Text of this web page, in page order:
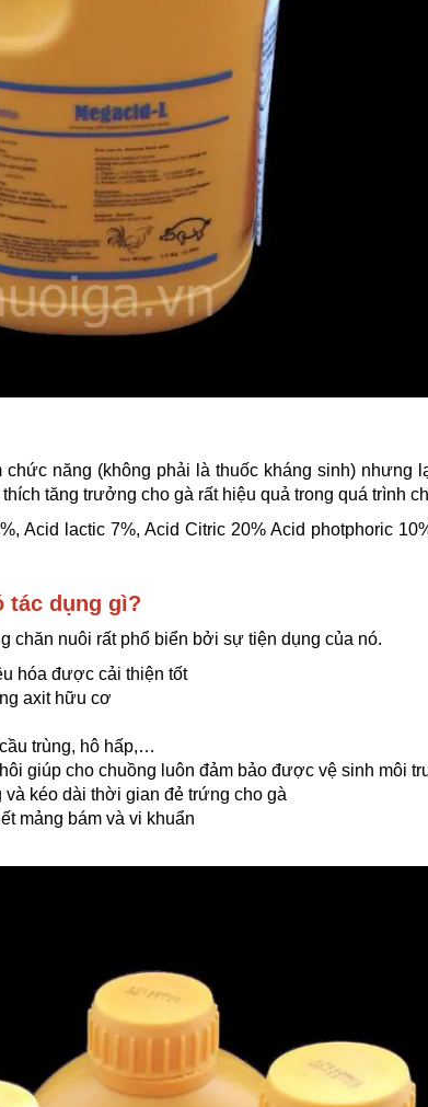
năng (không phải là thuốc kháng sinh) nhưng
tăng trưởng cho gà rất hiệu quả trong quá trình
Acid lactic 7%, Acid Citric 20% Acid photphoric
tác dụng gì?
chăn nuôi rất phổ biển bởi sự tiện dụng của nó.
hóa được cải thiện tốt
axit hữu cơ
trùng, hô hấp,…
giúp cho chuồng luôn đảm bảo được vệ sinh môi
kéo dài thời gian đẻ trứng cho gà
mảng bám và vi khuẩn